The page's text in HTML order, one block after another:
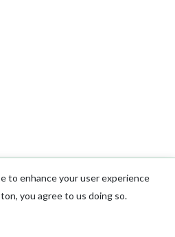
to enhance your user experience
you agree to us doing so.